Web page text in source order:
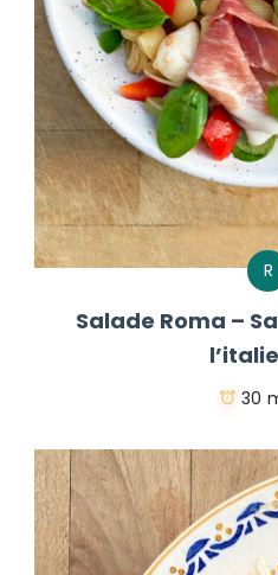
R
Salade Roma –
30